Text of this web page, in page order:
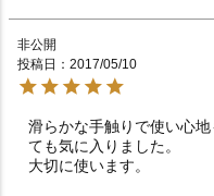
非公開
投稿日
2017/05/10
滑らかな手触りで使い心
ても気に入りました。
大切に使います。